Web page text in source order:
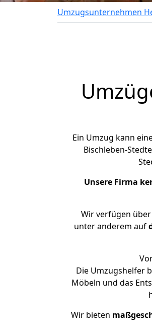
Umzugsunternehmen
Ein Umzug kann
Bischleben-
Unsere Firma
Wir verfügen über
unter anderem auf
Die Umzugshelfer
Möbeln und das
Wir bieten